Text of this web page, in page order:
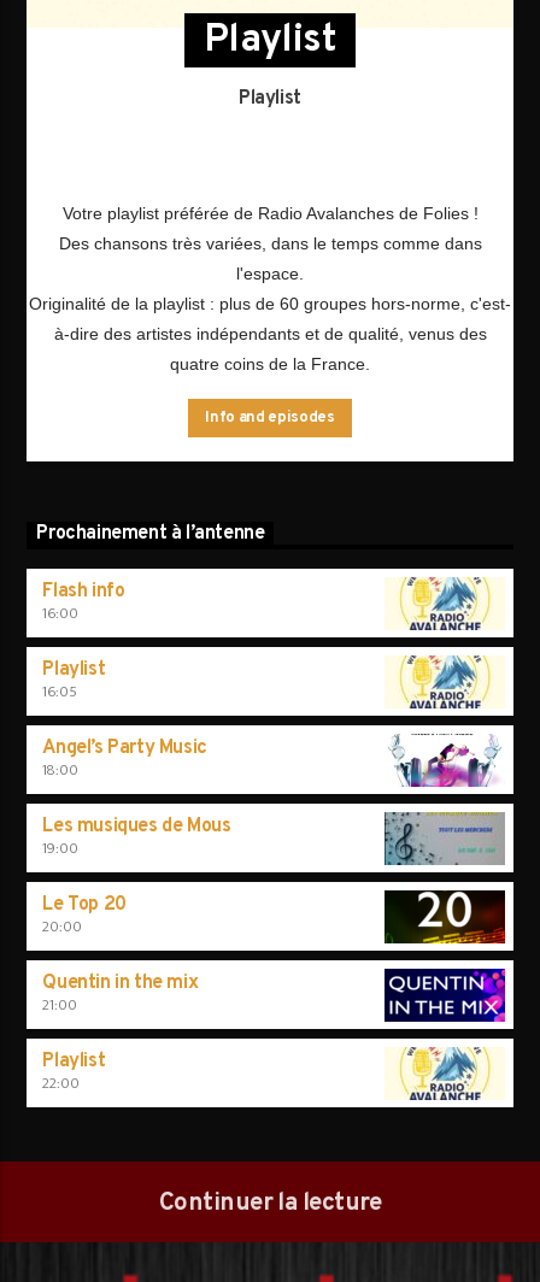
Playlist
Playlist
Votre playlist préférée de Radio Avalanches de Folies !
Des chansons très variées, dans le temps comme dans
l'espace.
Originalité de la playlist : plus de 60 groupes hors-norme, c'est-
à-dire des artistes indépendants et de qualité, venus des
quatre coins de la France.
Info and episodes
Prochainement à l’antenne
Flash info
16:00
Playlist
16:05
Angel’s Party Music
18:00
Les musiques de Mous
19:00
Le Top 20
20:00
Quentin in the mix
21:00
Playlist
22:00
Continuer la lecture